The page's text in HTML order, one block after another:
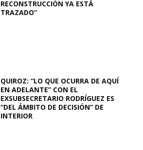
RECONSTRUCCIÓN YA ESTÁ
TRAZADO”
QUIROZ: “LO QUE OCURRA DE AQUÍ
EN ADELANTE” CON EL
EXSUBSECRETARIO RODRÍGUEZ ES
“DEL ÁMBITO DE DECISIÓN” DE
INTERIOR